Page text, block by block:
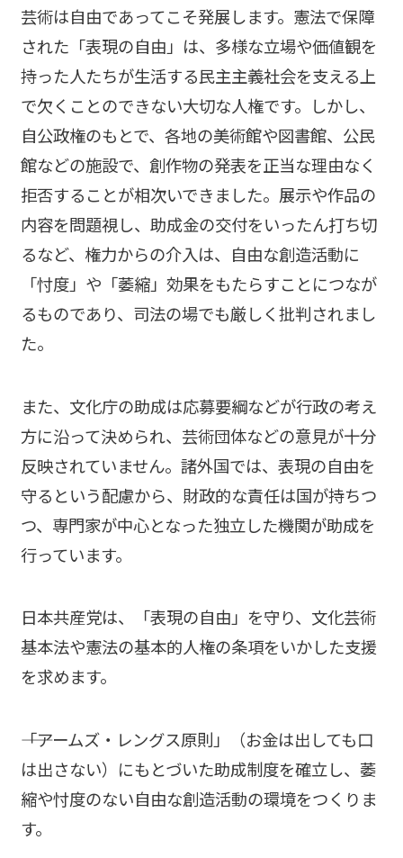
芸術は自由であってこそ発展します。憲法で保障
された「表現の自由」は、多様な立場や価値観を
持った人たちが生活する民主主義社会を支える上
で欠くことのできない大切な人権です。しかし、
自公政権のもとで、各地の美術館や図書館、公民
館などの施設で、創作物の発表を正当な理由なく
拒否することが相次いできました。展示や作品の
内容を問題視し、助成金の交付をいったん打ち切
るなど、権力からの介入は、自由な創造活動に
「忖度」や「萎縮」効果をもたらすことにつなが
るものであり、司法の場でも厳しく批判されまし
た。
また、文化庁の助成は応募要綱などが行政の考え
方に沿って決められ、芸術団体などの意見が十分
反映されていません。諸外国では、表現の自由を
守るという配慮から、財政的な責任は国が持ちつ
つ、専門家が中心となった独立した機関が助成を
行っています。
日本共産党は、「表現の自由」を守り、文化芸術
基本法や憲法の基本的人権の条項をいかした支援
を求めます。
――「アームズ・レングス原則」（お金は出しても口
は出さない）にもとづいた助成制度を確立し、萎
縮や忖度のない自由な創造活動の環境をつくりま
す。